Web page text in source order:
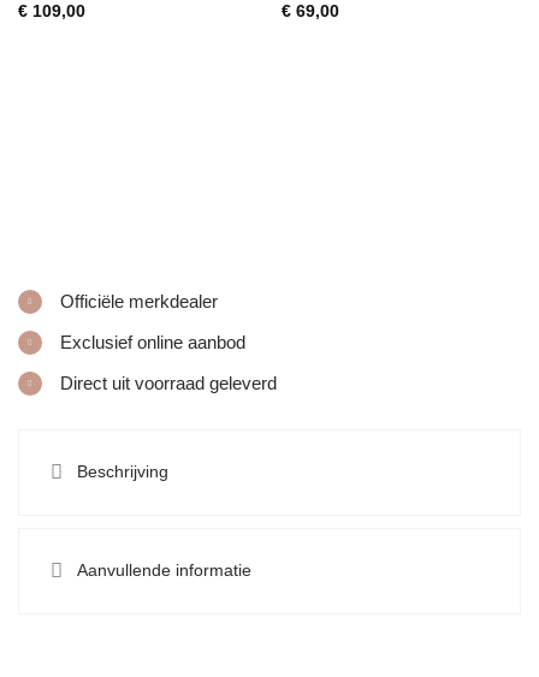
€109,00
€69,00
Officiële merkdealer
Exclusief online aanbod
Direct uit voorraad geleverd
Beschrijving
Aanvullende informatie